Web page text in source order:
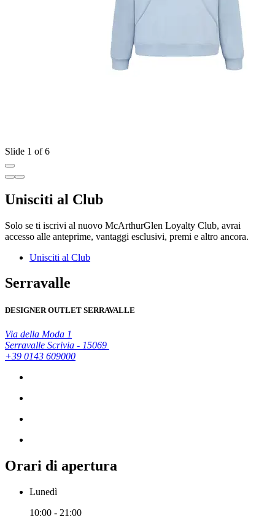
Slide 1 of 6
Unisciti al Club
Solo se ti iscrivi al nuovo McArthurGlen Loyalty Club, avrai
accesso alle anteprime, vantaggi esclusivi, premi e altro ancora.
Unisciti al Club
Serravalle
DESIGNER OUTLET SERRAVALLE
Via della Moda 1
Serravalle Scrivia - 15069
+39 0143 609000
Orari di apertura
Lunedì
10:00 - 21:00